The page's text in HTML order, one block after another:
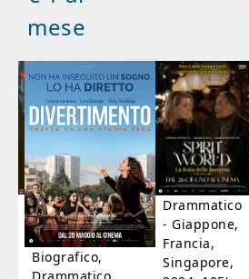
mese
Biografico,
Drammatico
- Giappone,
Francia,
Singapore,